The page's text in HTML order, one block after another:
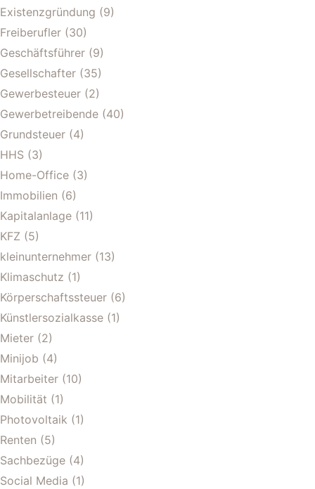
Existenzgründung (9)
Freiberufler (30)
Geschäftsführer (9)
Gesellschafter (35)
Gewerbesteuer (2)
Gewerbetreibende (40)
Grundsteuer (4)
HHS (3)
Home-Office (3)
Immobilien (6)
Kapitalanlage (11)
KFZ (5)
kleinunternehmer (13)
Klimaschutz (1)
Körperschaftssteuer (6)
Künstlersozialkasse (1)
Mieter (2)
Minijob (4)
Mitarbeiter (10)
Mobilität (1)
Photovoltaik (1)
Renten (5)
Sachbezüge (4)
Social Media (1)